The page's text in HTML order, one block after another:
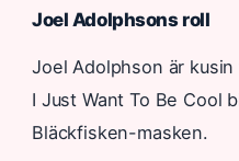
Joel Adolphsons roll
Joel Adolphson är
I Just Want To Be Cool
Bläckfisken-masken.